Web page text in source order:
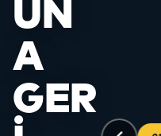
UN
A
GER